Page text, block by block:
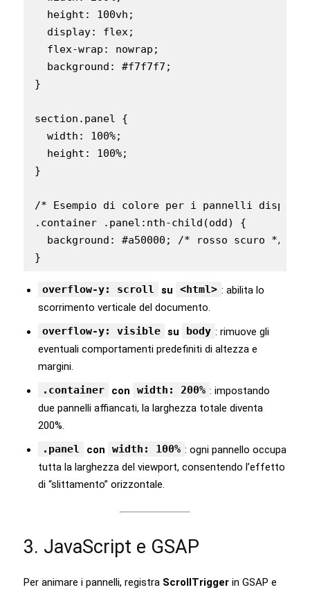
  height: 100vh;
  display: flex;
  flex-wrap: nowrap;
  background: #f7f7f7;
}
section.panel {
  width: 100%;
  height: 100%;
}
/* Esempio di colore per i pannelli dispari
.container .panel:nth-child(odd) {
  background: #a50000; /* rosso scuro */
}
overflow-y: scroll su <html> : abilita lo
scorrimento verticale del documento.
overflow-y: visible su body : rimuove gli
eventuali comportamenti predefiniti di altezza e
margini.
.container
con width: 200% : impostando
due pannelli affiancati, la larghezza totale diventa
200%.
.panel
con width: 100% : ogni pannello occupa
tutta la larghezza del viewport, consentendo l’effetto
di “slittamento” orizzontale.
3. JavaScript e GSAP
Per animare i pannelli, registra ScrollTrigger in GSAP e